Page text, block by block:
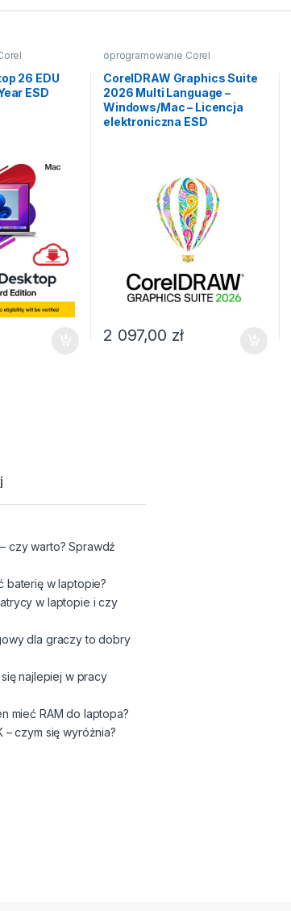
26 EDU
ESD
oprogramowanie Corel
CorelDRAW Graphics Suite
2026 Multi Language –
Windows/Mac – Licencja
elektroniczna ESD
2 097,00 zł
czy warto? Sprawdź
baterię w laptopie?
w laptopie i czy
dla graczy to dobry
najlepiej w pracy
mieć RAM do laptopa?
– czym się wyróżnia?